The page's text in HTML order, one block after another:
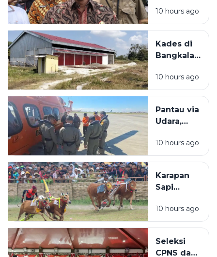
Dilaksanakan
Bangkalan,
Menyerap
Ribuan
10 hours ago
Kades di
Bangkalan
KDMP
Dibangun
Sawah: Itu
Dekat SD
10 hours ago
Pantau via
Udara,
Tak
Temukan
KM
Mutiara
di Perairan
Sumenep
10 hours ago
Karapan
Sapi
Sampang
2026 Akan
Lapangan
10 hours ago
Seleksi
CPNS dan